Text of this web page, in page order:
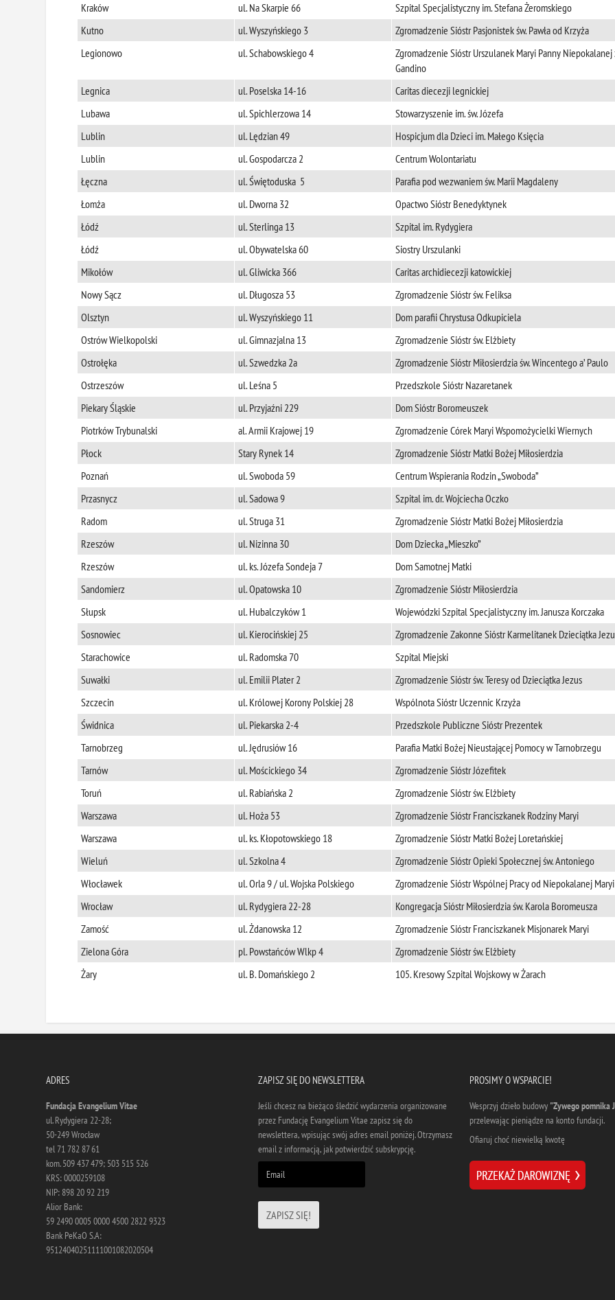
Kraków
ul. Na Skarpie 66
Szpital Specjalistyczny im. Stefana Żeromskiego
Kutno
ul. Wyszyńskiego 3
Zgromadzenie Sióstr Pasjonistek św. Pawła od Krzyża
Legionowo
ul. Schabowskiego 4
Zgromadzenie Sióstr Urszulanek Maryi Panny Niepokalanej
Gandino
Legnica
ul. Poselska 14-16
Caritas diecezji legnickiej
Lubawa
ul. Spichlerzowa 14
Stowarzyszenie im. św. Józefa
Lublin
ul. Lędzian 49
Hospicjum dla Dzieci im. Małego Księcia
Lublin
ul. Gospodarcza 2
Centrum Wolontariatu
Łęczna
ul. Świętoduska 5
Parafia pod wezwaniem św. Marii Magdaleny
Łomża
ul. Dworna 32
Opactwo Sióstr Benedyktynek
Łódź
ul. Sterlinga 13
Szpital im. Rydygiera
Łódź
ul. Obywatelska 60
Siostry Urszulanki
Mikołów
ul. Gliwicka 366
Caritas archidiecezji katowickiej
Nowy Sącz
ul. Długosza 53
Zgromadzenie Sióstr św. Feliksa
Olsztyn
ul. Wyszyńskiego 11
Dom parafii Chrystusa Odkupiciela
Ostrów Wielkopolski
ul. Gimnazjalna 13
Zgromadzenie Sióstr św. Elżbiety
Ostrołęka
ul. Szwedzka 2a
Zgromadzenie Sióstr Miłosierdzia św. Wincentego a’ Paulo
Ostrzeszów
ul. Leśna 5
Przedszkole Sióstr Nazaretanek
Piekary Śląskie
ul. Przyjaźni 229
Dom Sióstr Boromeuszek
Piotrków Trybunalski
al. Armii Krajowej 19
Zgromadzenie Córek Maryi Wspomożycielki Wiernych
Płock
Stary Rynek 14
Zgromadzenie Sióstr Matki Bożej Miłosierdzia
Poznań
ul. Swoboda 59
Centrum Wspierania Rodzin „Swoboda”
Przasnycz
ul. Sadowa 9
Szpital im. dr. Wojciecha Oczko
Radom
ul. Struga 31
Zgromadzenie Sióstr Matki Bożej Miłosierdzia
Rzeszów
ul. Nizinna 30
Dom Dziecka „Mieszko”
Rzeszów
ul. ks. Józefa Sondeja 7
Dom Samotnej Matki
Sandomierz
ul. Opatowska 10
Zgromadzenie Sióstr Miłosierdzia
Słupsk
ul. Hubalczyków 1
Wojewódzki Szpital Specjalistyczny im. Janusza Korczaka
Sosnowiec
ul. Kierocińskiej 25
Zgromadzenie Zakonne Sióstr Karmelitanek Dzieciątka
Starachowice
ul. Radomska 70
Szpital Miejski
Suwałki
ul. Emilii Plater 2
Zgromadzenie Sióstr św. Teresy od Dzieciątka Jezus
Szczecin
ul. Królowej Korony Polskiej 28
Wspólnota Sióstr Uczennic Krzyża
Świdnica
ul. Piekarska 2-4
Przedszkole Publiczne Sióstr Prezentek
Tarnobrzeg
ul. Jędrusiów 16
Parafia Matki Bożej Nieustającej Pomocy w Tarnobrzegu
Tarnów
ul. Mościckiego 34
Zgromadzenie Sióstr Józefitek
Toruń
ul. Rabiańska 2
Zgromadzenie Sióstr św. Elżbiety
Warszawa
ul. Hoża 53
Zgromadzenie Sióstr Franciszkanek Rodziny Maryi
Warszawa
ul. ks. Kłopotowskiego 18
Zgromadzenie Sióstr Matki Bożej Loretańskiej
Wieluń
ul. Szkolna 4
Zgromadzenie Sióstr Opieki Społecznej św. Antoniego
Włocławek
ul. Orla 9 / ul. Wojska Polskiego
Zgromadzenie Sióstr Wspólnej Pracy od Niepokalanej Maryi
Wrocław
ul. Rydygiera 22-28
Kongregacja Sióstr Miłosierdzia św. Karola Boromeusza
Zamość
ul. Żdanowska 12
Zgromadzenie Sióstr Franciszkanek Misjonarek Maryi
Zielona Góra
pl. Powstańców Wlkp 4
Zgromadzenie Sióstr św. Elżbiety
Żary
ul. B. Domańskiego 2 105. Kresowy Szpital Wojskowy w Żarach
ADRES
Fundacja Evangelium Vitae
ul. Rydygiera 22-28;
50-249 Wrocław
tel 71 782 87 61
kom. 509 437 479; 503 515 526
KRS: 0000259108
NIP: 898 20 92 219
Alior Bank:
59 2490 0005 0000 4500 2822 9323
Bank PeKaO S.A:
95124040251111001082020504
ZAPISZ SIĘ DO NEWSLETTERA
Jeśli chcesz na bieżąco śledzić wydarzenia organizowane
przez Fundację Evangelium Vitae zapisz się do
newslettera, wpisując swój adres email poniżej. Otrzymasz
email z informacją, jak potwierdzić subskrypcję.
PROSIMY O WSPARCIE!
Wesprzyj dzieło budowy "Zywego pomnika
przelewając pieniądze na konto fundacji.
Ofiaruj choć niewielką kwotę